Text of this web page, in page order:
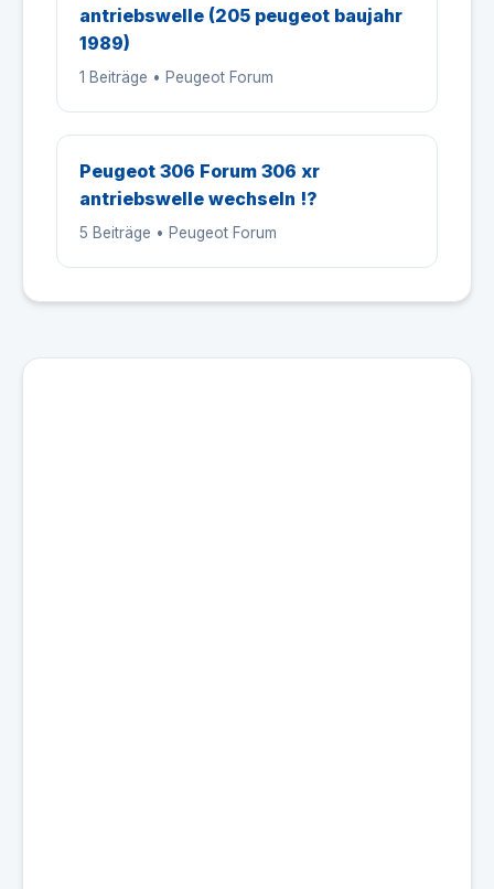
antriebswelle (205 peugeot baujahr
1989)
1 Beiträge • Peugeot Forum
Peugeot 306 Forum 306 xr
antriebswelle wechseln !?
5 Beiträge • Peugeot Forum